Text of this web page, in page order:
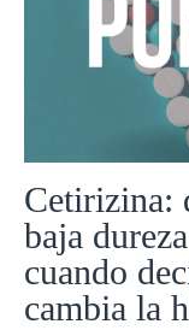
Cetirizina:
baja
cuando
cambia la